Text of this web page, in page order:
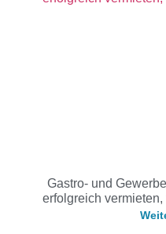
Gastro- und
erfolgreich